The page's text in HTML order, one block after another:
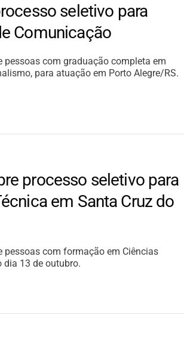
seletivo para
Comunicação
pessoas com graduação completa em
para atuação em Porto Alegre/RS.
processo seletivo para
em Santa Cruz do
pessoas com formação em Ciências
dia 13 de outubro.